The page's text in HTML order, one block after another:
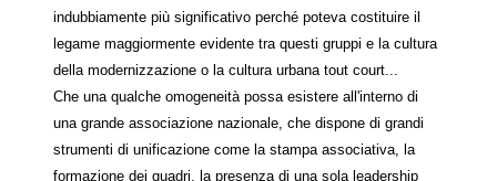
indubbiamente più significativo perché poteva costituire il
legame maggiormente evidente tra questi gruppi e la cultura
della modernizzazione o la cultura urbana tout court...
Che una qualche omogeneità possa esistere all'interno di
una grande associazione nazionale, che dispone di grandi
strumenti di unificazione come la stampa associativa, la
formazione dei quadri, la presenza di una sola leadership